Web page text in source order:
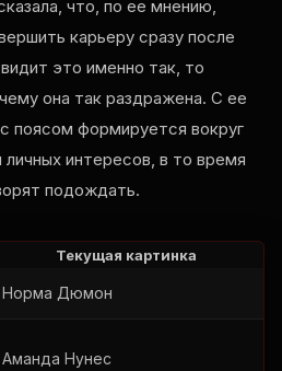
что, по ее мнению,
карьеру сразу после
это именно так, то
она так раздражена. С ее
поясом формируется вокруг
интересов, в то время
подождать.
Текущая картинка
Норма Дюмон
Аманда Нунес